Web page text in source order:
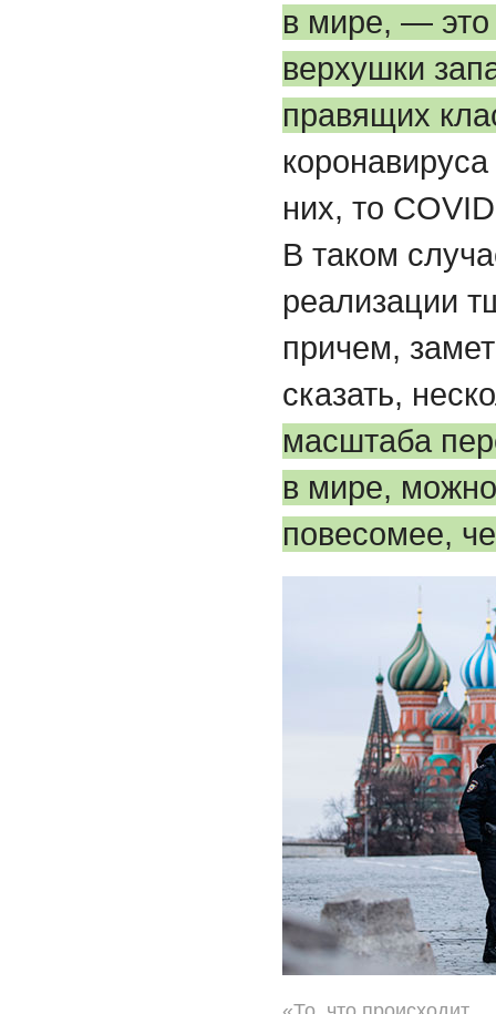
в мире, — это
верхушки
правящих
них, то
В таком
реализации
причем,
сказать,
масштаба
в мире,
повесомее,